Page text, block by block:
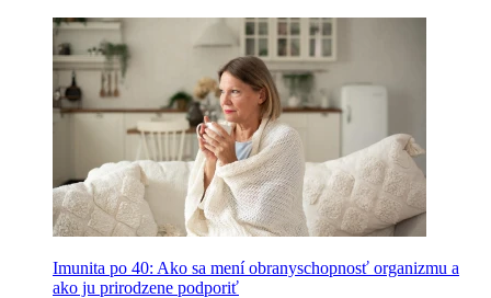
Imunita po 40: Ako sa mení obranyschopnosť organizmu a
ako ju prirodzene podporiť